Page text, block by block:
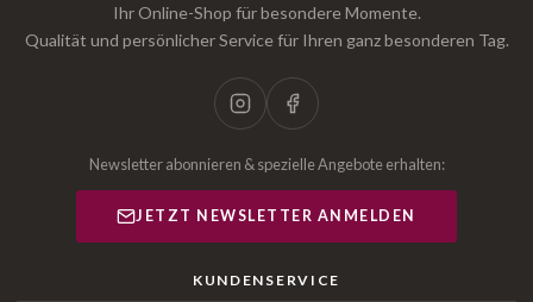
Ihr Online-Shop für besondere Momente.
Qualität und persönlicher Service für Ihren ganz besonderen Tag.
Newsletter abonnieren & spezielle Angebote erhalten:
JETZT NEWSLETTER ANMELDEN
KUNDENSERVICE